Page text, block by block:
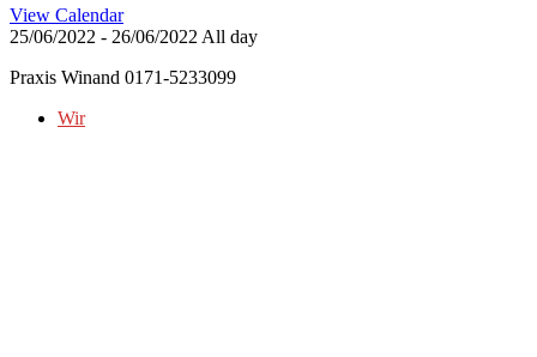
View Calendar
25/06/2022 - 26/06/2022 All day
Praxis Winand 0171-5233099
Wir